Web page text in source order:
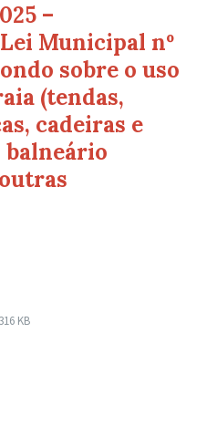
–
Municipal nº
sobre o uso
(tendas,
cadeiras e
balneário
Tamanho
316 KB